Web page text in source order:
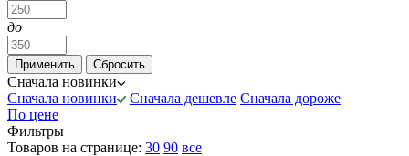
до
Сначала новинки
Сначала новинки
Сначала дешевле Сначала дороже
По цене
Фильтры
Товаров на странице: 30 90 все